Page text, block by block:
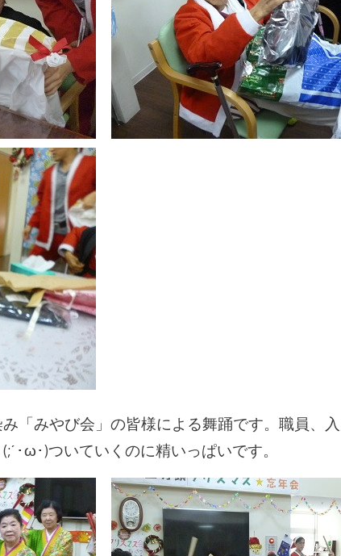
「みやび会」の皆様による舞踊です。職員、
･ω･)ついていくのに精いっぱいです。